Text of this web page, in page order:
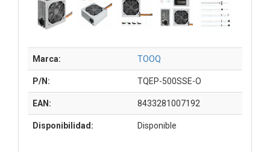
Marca: TOOQ
P/N: TQEP-500SSE-O
EAN: 8433281007192
Disponibilidad: Disponible